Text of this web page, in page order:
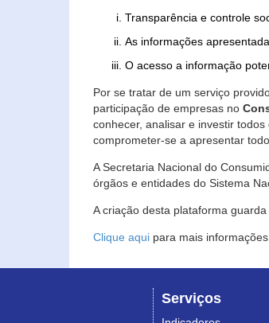
Transparência e controle
As informações
O acesso a informação
Por se tratar de um serviço
participação de empresas no
conhecer, analisar e investir
comprometer-se a apresentar
A Secretaria Nacional do
órgãos e entidades do Sistema
A criação desta plataforma
Clique aqui para mais
Serviços